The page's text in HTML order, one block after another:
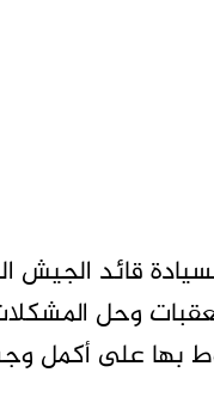
قائد الجيش
وحل
بها على أكمل